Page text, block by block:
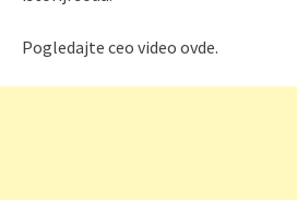
Pogledajte ceo video ovde.